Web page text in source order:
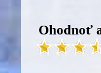
Ohodnoť